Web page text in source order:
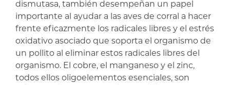
dismutasa, también desempeñan un papel
importante al ayudar a las aves de corral a hacer
frente eficazmente los radicales libres y el estrés
oxidativo asociado que soporta el organismo de
un pollito al eliminar estos radicales libres del
organismo. El cobre, el manganeso y el zinc,
todos ellos oligoelementos esenciales, son